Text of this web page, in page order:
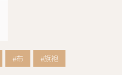
#布
#旗袍